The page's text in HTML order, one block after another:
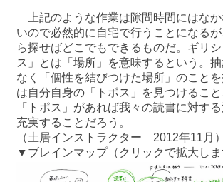
上記のような作業は隙間時間にはなか
いので必然的に自宅で行うことになる
ら探せばどこでもできるものだ。ギリ
ス」とは「場所」を意味するという。
なく「個性を結びつけた場所」のこと
は自分自身の「トポス」を見つけること
「トポス」があれば我々の読書に対す
充実することだろう。
（土居インストラクター 2012年11月）
▼ブレインマップ（クリックで拡大しま